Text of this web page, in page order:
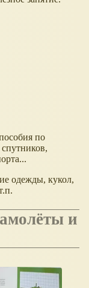
по
одежды, кукол,